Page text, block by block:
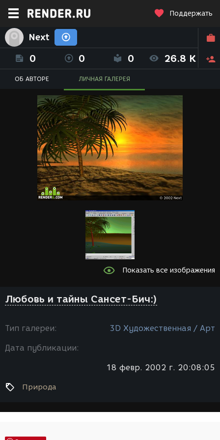
Поддержать
Next
0 0 0 26.8 K
ОБ АВТОРЕ ЛИЧНАЯ ГАЛЕРЕЯ
Показать все изображения
Любовь и тайны Сансет-Бич:)
Тип галереи: 3D Художественная / Арт
Дата публикации:
18 февр. 2002 г. 20:08:05
Природа